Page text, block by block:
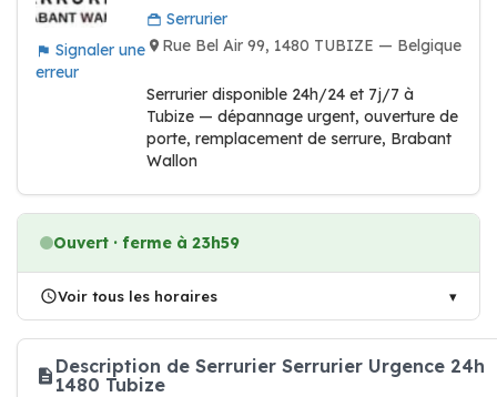
Signaler une
erreur
Serrurier
Rue Bel Air 99, 1480 TUBIZE — Belgique
Serrurier disponible 24h/24 et 7j/7 à
Tubize — dépannage urgent, ouverture de
porte, remplacement de serrure, Brabant
Wallon
Ouvert · ferme à 23h59
Voir tous les horaires
Description de Serrurier Serrurier Urgence 24h
1480 Tubize